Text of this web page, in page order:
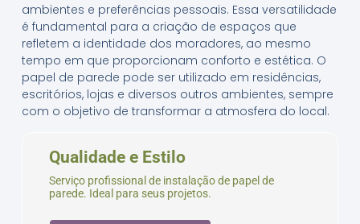
ambientes e preferências pessoais. Essa versatilidade
é fundamental para a criação de espaços que
refletem a identidade dos moradores, ao mesmo
tempo em que proporcionam conforto e estética. O
papel de parede pode ser utilizado em residências,
escritórios, lojas e diversos outros ambientes, sempre
com o objetivo de transformar a atmosfera do local.
Qualidade e Estilo
Serviço profissional de instalação de papel de
parede. Ideal para seus projetos.